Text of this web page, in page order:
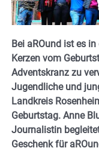
Bei aROund ist es
Kerzen vom
Adventskranz zu
Jugendliche und
Landkreis
Geburtstag. Anne
Journalistin
Geschenk für